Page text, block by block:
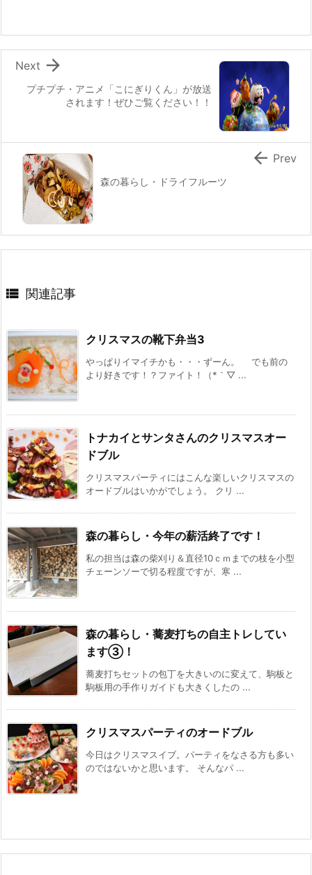
o
k
プチプチ・アニメ「こにぎりくん」が放送
されます！ぜひご覧ください！！

Next
森の暮らし・ドライフルーツ
 Prev
 関連記事
クリスマスの靴下弁当3
やっぱりイマイチかも・・・ずーん。 でも前の
より好きです！？ファイト！（*｀▽ ...
トナカイとサンタさんのクリスマスオー
ドブル
クリスマスパーティにはこんな楽しいクリスマスの
オードブルはいかがでしょう。 クリ ...
森の暮らし・今年の薪活終了です！
私の担当は森の柴刈り＆直径10ｃｍまでの枝を小型
チェーンソーで切る程度ですが、寒 ...
森の暮らし・蕎麦打ちの自主トレしてい
ます③！
蕎麦打ちセットの包丁を大きいのに変えて、駒板と
駒板用の手作りガイドも大きくしたの ...
クリスマスパーティのオードブル
今日はクリスマスイブ。パーティをなさる方も多い
のではないかと思います。 そんなパ ...